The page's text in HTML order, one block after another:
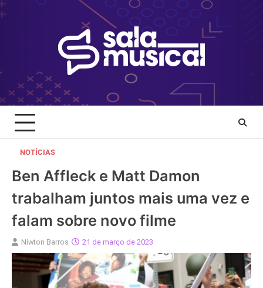
Skip
to
NOTÍCIAS
Ben Affleck e Matt Damon
trabalham juntos mais uma vez e
falam sobre novo filme
Niwton Barros 21 de março de 2023